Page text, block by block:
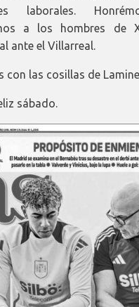
laborales.
a los hombres de
ante el Villarreal.
con las cosillas de
sábado.